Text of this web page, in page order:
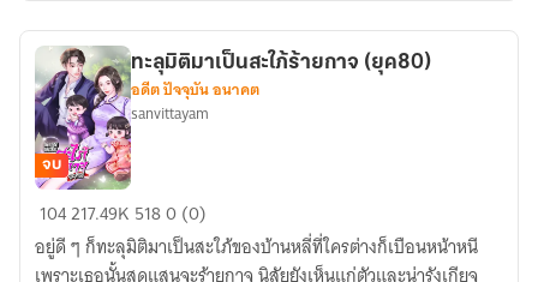
สามี
คน
เดิม
(ยุค80)
(มี
E-
Book)
ทะลุ
มิติ
มา
จบ
ทะลุมิติมาเป็นสะใภ้ร้ายกาจ (ยุค80)
อดีต ปัจจุบัน อนาคต
sanvittayam
104217.49K 5180 (0)
อยู่ดี ๆ ก็ทะลุมิติมาเป็นสะใภ้ของบ้านหลี่ที่ใครต่างก็เบือนหน้าหนี